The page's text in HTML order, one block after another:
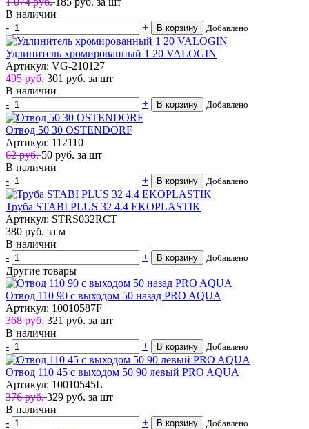
В наличии
-
+ В корзину Добавлено
Удлинитель хромированный 1 20 VALOGIN
Артикул: VG-210127
495 руб.301 руб. за шт
В наличии
-
+ В корзину Добавлено
Отвод 50 30 OSTENDORF
Артикул: 112110
62 руб.50 руб. за шт
В наличии
-
+ В корзину Добавлено
Труба STABI PLUS 32 4.4 EKOPLASTIK
Артикул: STRS032RCT
380 руб. за м
В наличии
-
+ В корзину Добавлено
Другие товары
Отвод 110 90 с выходом 50 назад PRO AQUA
Артикул: 10010587F
368 руб.321 руб. за шт
В наличии
-
+ В корзину Добавлено
Отвод 110 45 с выходом 50 90 левый PRO AQUA
Артикул: 10010545L
376 руб.329 руб. за шт
В наличии
-
+ В корзину Добавлено